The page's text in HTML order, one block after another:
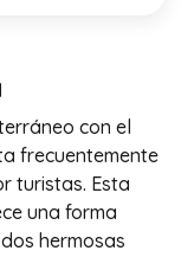
con el
frecuentemente
turistas. Esta
una forma
hermosas